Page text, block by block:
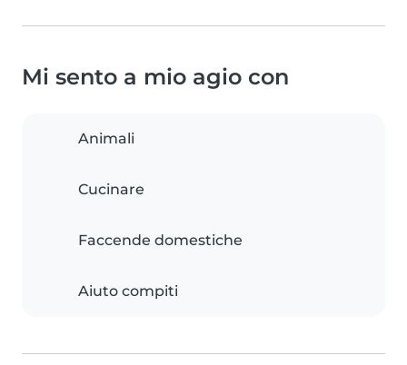
Mi sento a mio agio con
Animali
Cucinare
Faccende domestiche
Aiuto compiti